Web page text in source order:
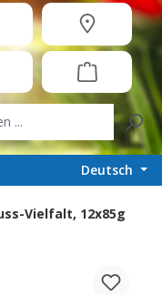
Deutsch
Vielfalt, 12x85g